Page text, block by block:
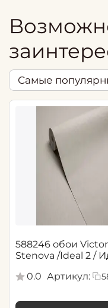
Самые
588246 обои
Stenova /Ideal 2 /
0.0 Артикул: